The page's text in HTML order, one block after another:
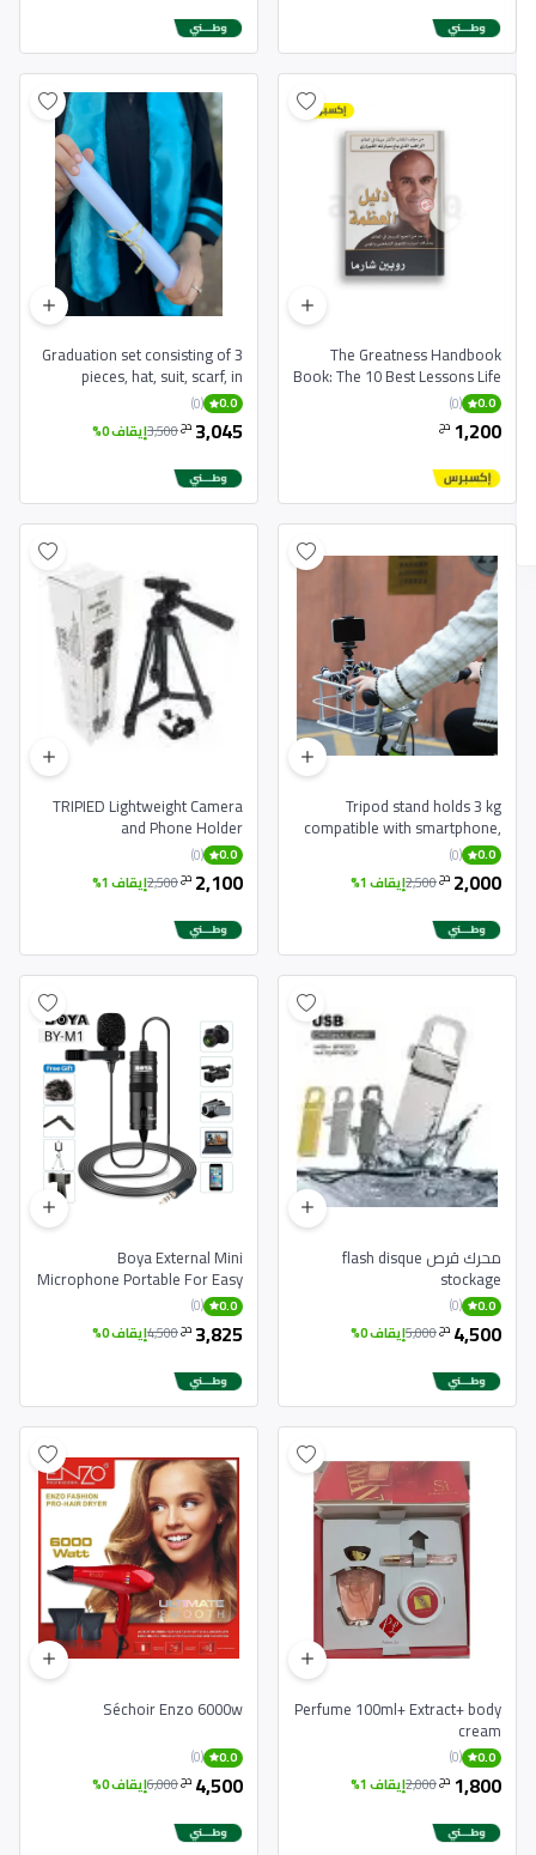
The Greatness Handbook
Book: The 10 Best Lessons Life
Taught Me English Paperbac
0.0
(0)
1,200 دج
Graduation set consisting of 3
pieces, hat, suit, scarf, in
different colors
0.0
(0)
3,045 دج3,500إيقاف 0%
Tripod stand holds 3 kg
compatible with smartphone,
digital camera and DSLR
0.0
(0)
2,000 دج2,500إيقاف 1%
TRIPIED Lightweight Camera
and Phone Holder
0.0
(0)
2,100 دج2,500إيقاف 1%
محرك قرص flash disque
stockage
0.0
(0)
4,500 دج5,000إيقاف 0%
Boya External Mini
Microphone Portable For Easy
Recording & Live Broadcasting
BY
0.0
(0)
3,825 دج4,500إيقاف 0%
Perfume 100ml+ Extract+ body
cream
0.0
(0)
1,800 دج2,000إيقاف 1%
Séchoir Enzo 6000w
0.0
(0)
4,500 دج6,000إيقاف 0%